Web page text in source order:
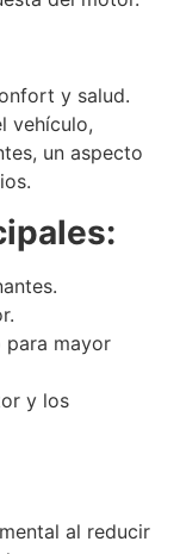
y salud.
vehículo,
un aspecto
para mayor
y los
al reducir